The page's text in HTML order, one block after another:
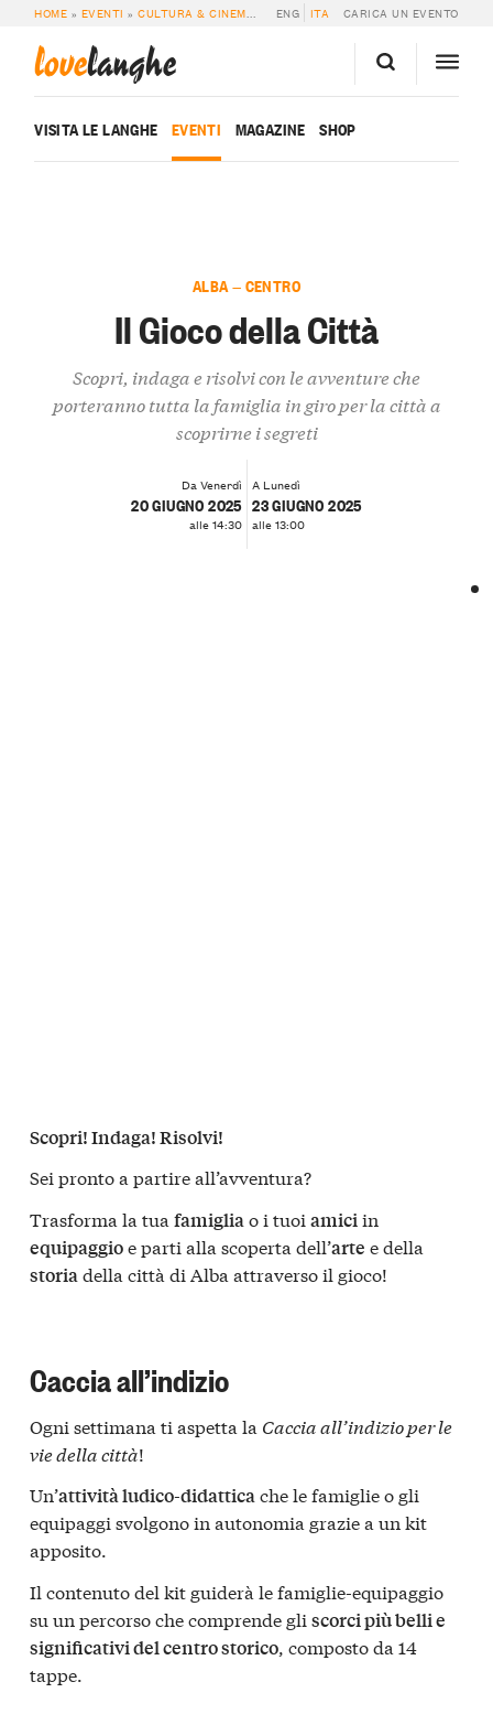
HOME » EVENTI »CULTURA & CINEMA » IL GIOCO DELLA CITTÀ
ENG ITA CARICA UN EVENTO
lovelanghe
VISITA LE LANGHE EVENTI MAGAZINE SHOP
ALBA — CENTRO
Il Gioco della Città
Scopri, indaga e risolvi con le avventure che
porteranno tutta la famiglia in giro per la città a
scoprirne i segreti
Da Venerdì
20 GIUGNO 2025
alle 14:30
A Lunedì
23 GIUGNO 2025
alle 13:00
Scopri! Indaga! Risolvi!
Sei pronto a partire all’avventura?
Trasforma la tua famigliao i tuoi amiciin
equipaggioe parti alla scoperta dell’arte e della
storiadella città di Alba attraverso il gioco!
Caccia all’indizio
Ogni settimana ti aspetta la Caccia all’indizio per le
vie della città!
Un’attività ludico-didatticache le famiglie o gli
equipaggi svolgono in autonomia grazie a un kit
apposito.
Il contenuto del kit guiderà le famiglie-equipaggio
su un percorso che comprende gli scorci più belli e
significativi del centro storico, composto da 14
tappe.